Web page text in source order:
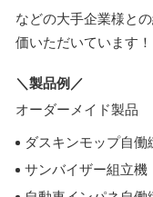
などの大手企業様と
価いただいています！
＼製品例／
オーダーメイド製品
ダスキンモップ自働
サンバイザー組立機